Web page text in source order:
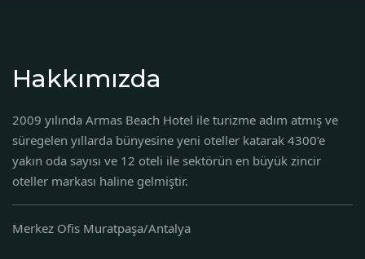
Hakkımızda
2009 yılında Armas Beach Hotel ile turizme adım atmış ve
süregelen yıllarda bünyesine yeni oteller katarak 4300’e
yakın oda sayısı ve 12 oteli ile sektörün en büyük zincir
oteller markası haline gelmiştir.
Merkez Ofis Muratpaşa/Antalya